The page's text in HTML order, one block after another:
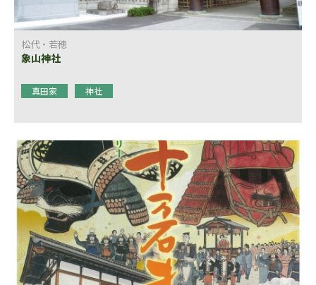
松代・若穂
象山神社
真田家 神社